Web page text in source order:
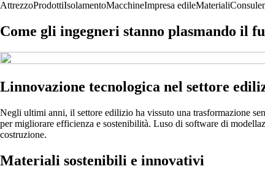
AttrezzoProdottiIsolamentoMacchineImpresa edileMateriali
Come gli ingegneri stanno plasmando il
Linnovazione tecnologica nel settore
Negli ultimi anni, il settore edilizio ha vissuto una trasformazione
per migliorare efficienza e sostenibilità. Luso di software di
costruzione.
Materiali sostenibili e innovativi